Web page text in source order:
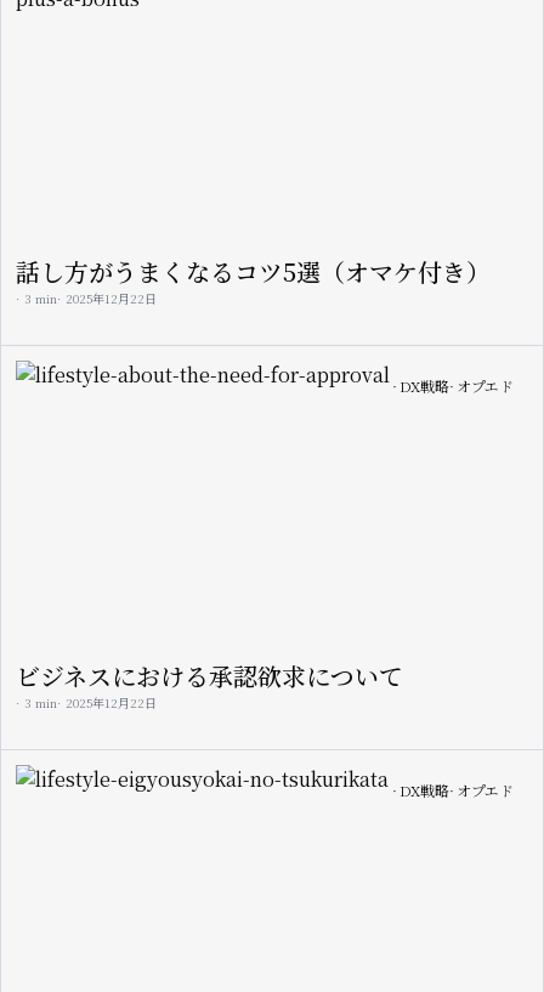
話し方がうまくなるコツ5選（オマケ付き）
3 min 2025年12月22日
Image DX戦略 オプエド
ビジネスにおける承認欲求について
3 min 2025年12月22日
Image DX戦略 オプエド